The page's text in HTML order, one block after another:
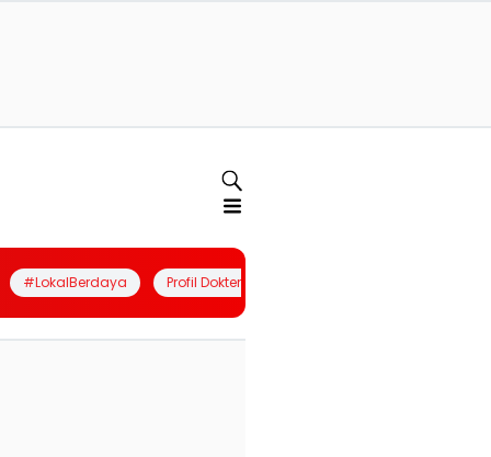
#LokalBerdaya Profil Dokter